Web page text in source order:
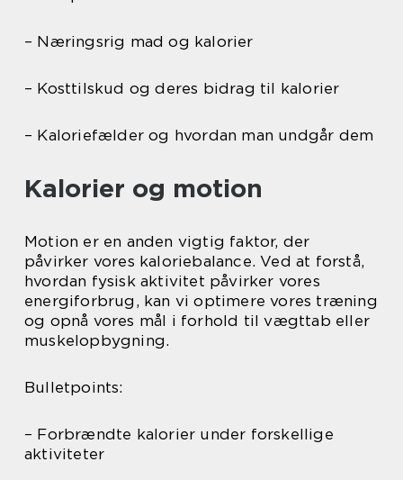
– Næringsrig mad og kalorier
– Kosttilskud og deres bidrag til kalorier
– Kaloriefælder og hvordan man undgår dem
Kalorier og motion
Motion er en anden vigtig faktor, der
påvirker vores kaloriebalance. Ved at forstå,
hvordan fysisk aktivitet påvirker vores
energiforbrug, kan vi optimere vores træning
og opnå vores mål i forhold til vægttab eller
muskelopbygning.
Bulletpoints:
– Forbrændte kalorier under forskellige
aktiviteter